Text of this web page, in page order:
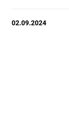
02.09.2024